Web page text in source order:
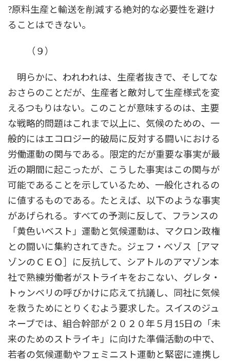
?原料生産と輸送を削減する絶対的な必要性を避け
ることはできない。
（９）
明らかに、われわれは、生産者抜きで、そしてな
おさらのことだが、生産者と敵対して生産様式を変
えるつもりはない。このことが意味するのは、主要
な戦略的問題はこれまで以上に、気候のための、一
般的にはエコロジー的破局に反対する闘いにおける
労働運動の関与である。限定的だが重要な事実が最
近の期間に起こったが、こうした事実はこの関与が
可能であることを示しているため、一般化されるの
に値するものである。たとえば、以下のような事実
があげられる。すべての予測に反して、フランスの
「黄色いベスト」運動と気候運動は、マクロン政権
との闘いに集約されてきた。ジェフ・ベゾス［アマ
ゾンのＣＥＯ］に反抗して、シアトルのアマゾン本
社で熟練労働者がストライキをおこない、グレタ・
トゥンベリの呼びかけに応えて抗議し、同社に気候
を救うためにとりくむよう要求した。スイスのジュ
ネーブでは、組合幹部が２０２０年５月15日の「未
来のためのストライキ」に向けた準備活動の中で、
若者の気候運動やフェミニスト運動と緊密に連携し